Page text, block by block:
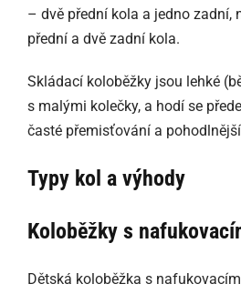
– dvě přední kola a jedno zadní,
přední a dvě zadní kola.
Skládací koloběžky jsou lehké
s malými kolečky, a hodí se
časté přemisťování a
Typy kol a výhody
Koloběžky s
Dětská koloběžka s